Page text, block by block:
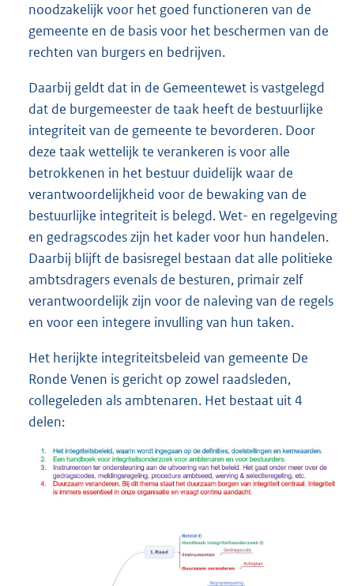
noodzakelijk voor het goed functioneren van de
gemeente en de basis voor het beschermen van de
rechten van burgers en bedrijven.
Daarbij geldt dat in de Gemeentewet is vastgelegd
dat de burgemeester de taak heeft de bestuurlijke
integriteit van de gemeente te bevorderen. Door
deze taak wettelijk te verankeren is voor alle
betrokkenen in het bestuur duidelijk waar de
verantwoordelijkheid voor de bewaking van de
bestuurlijke integriteit is belegd. Wet- en regelgeving
en gedragscodes zijn het kader voor hun handelen.
Daarbij blijft de basisregel bestaan dat alle politieke
ambtsdragers evenals de besturen, primair zelf
verantwoordelijk zijn voor de naleving van de regels
en voor een integere invulling van hun taken.
Het herijkte integriteitsbeleid van gemeente De
Ronde Venen is gericht op zowel raadsleden,
collegeleden als ambtenaren. Het bestaat uit 4
delen: